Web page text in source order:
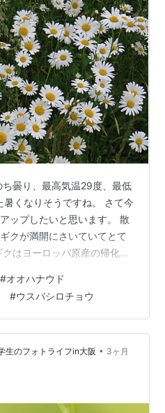
曇り、最高気温29度、最低
くなりそうですね。 さて今
ップしたいと思います。 散
クが満開にさいていてとて
はヨーロッパ原産の帰化植
にいたようにあちこちで咲
はここまでいっぱい咲いて
今は雑草化している感
ど畑に蔓延るとちょっと迷
レットなんって呼んでいま
#オオハナウド
#ウスバシロチョウ
生のフォトライフin大阪 • 3ヶ月